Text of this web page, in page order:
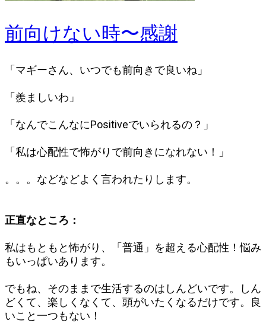
前向けない時〜感謝
「マギーさん、いつでも前向きで良いね」
「羨ましいわ」
「なんでこんなにPositiveでいられるの？」
「私は心配性で怖がりで前向きになれない！」
。。。などなどよく言われたりします。
正直なところ：
私はもともと怖がり、「普通」を超える心配性！悩み
もいっぱいあります。
でもね、そのままで生活するのはしんどいです。しん
どくて、楽しくなくて、頭がいたくなるだけです。良
いこと一つもない！